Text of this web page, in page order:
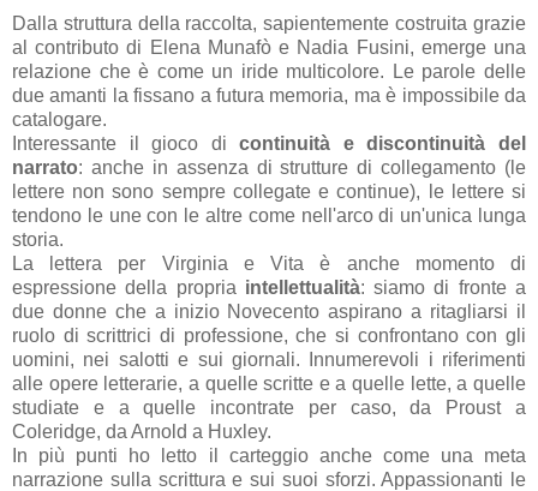
Dalla struttura della raccolta, sapientemente costruita grazie
al contributo di Elena Munafò e Nadia Fusini, emerge una
relazione che è come un iride multicolore. Le parole delle
due amanti la fissano a futura memoria, ma è impossibile da
catalogare.
Interessante il gioco dicontinuità e discontinuità del
narrato: anche in assenza di strutture di collegamento (le
lettere non sono sempre collegate e continue), le lettere si
tendono le une con le altre come nell'arco di un'unica lunga
storia.
La lettera per Virginia e Vita è anche momento di
espressione della propria intellettualità: siamo di fronte a
due donne che a inizio Novecento aspirano a ritagliarsi il
ruolo di scrittrici di professione, che si confrontano con gli
uomini, nei salotti e sui giornali. Innumerevoli i riferimenti
alle opere letterarie, a quelle scritte e a quelle lette, a quelle
studiate e a quelle incontrate per caso, da Proust a
Coleridge, da Arnold a Huxley.
In più punti ho letto il carteggio anche come una meta
narrazione sulla scrittura e sui suoi sforzi. Appassionanti le